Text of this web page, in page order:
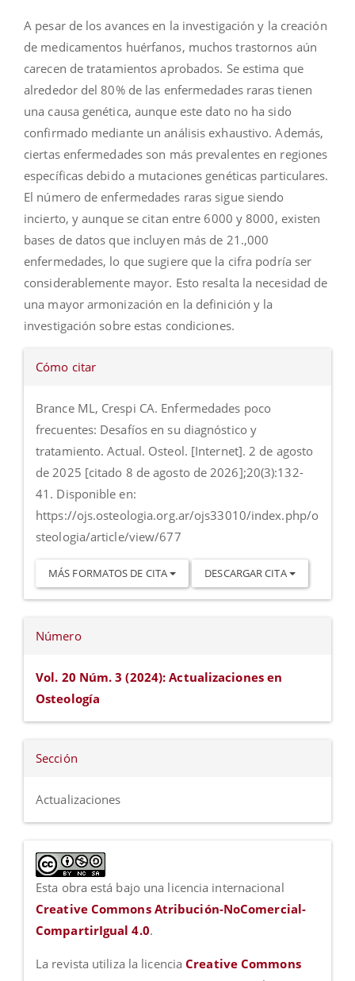
A pesar de los avances en la investigación y la creación
de medicamentos huérfanos, muchos trastornos aún
carecen de tratamientos aprobados. Se estima que
alrededor del 80% de las enfermedades raras tienen
una causa genética, aunque este dato no ha sido
confirmado mediante un análisis exhaustivo. Además,
ciertas enfermedades son más prevalentes en regiones
específicas debido a mutaciones genéticas particulares.
El número de enfermedades raras sigue siendo
incierto, y aunque se citan entre 6000 y 8000, existen
bases de datos que incluyen más de 21.,000
enfermedades, lo que sugiere que la cifra podría ser
considerablemente mayor. Esto resalta la necesidad de
una mayor armonización en la definición y la
investigación sobre estas condiciones.
Detalles
del
artículo
Cómo citar
Brance ML, Crespi CA. Enfermedades poco
frecuentes: Desafíos en su diagnóstico y
tratamiento. Actual. Osteol. [Internet]. 2 de agosto
de 2025 [citado 8 de agosto de 2026];20(3):132-
41. Disponible en:
https://ojs.osteologia.org.ar/ojs33010/index.php/o
steologia/article/view/677
MÁS FORMATOS DE CITA DESCARGAR CITA
Número
Vol. 20 Núm. 3 (2024): Actualizaciones en
Osteología
Sección
Actualizaciones
Esta obra está bajo una licencia internacional
Creative Commons Atribución-NoComercial-
CompartirIgual 4.0.
La revista utiliza la licenciaCreative Commons